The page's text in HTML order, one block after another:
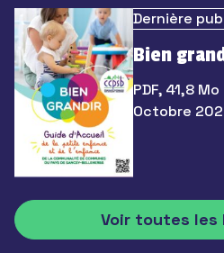
Dernière
Bien
PDF, 41,8 Mo
Octobre
Voir toutes les